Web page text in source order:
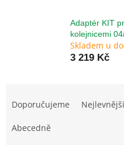
Adaptér KIT
kolejnicemi
Skladem u
3 219 Kč
Doporučujeme Nejlevnější
Abecedně